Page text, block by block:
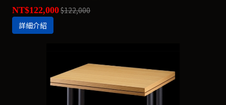
NT$122,000$122,000
詳細介紹